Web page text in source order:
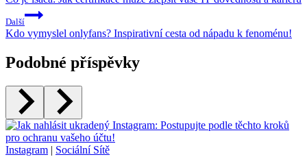
Další
Kdo vymyslel onlyfans? Inspirativní cesta od nápadu k fenoménu!
Podobné příspěvky
Instagram | Sociální Sítě